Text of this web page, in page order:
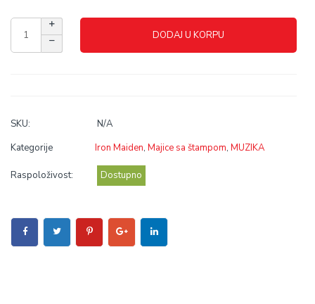
DODAJ U KORPU
SKU:
N/A
Kategorije
Iron Maiden, Majice sa štampom, MUZIKA
Raspoloživost: Dostupno